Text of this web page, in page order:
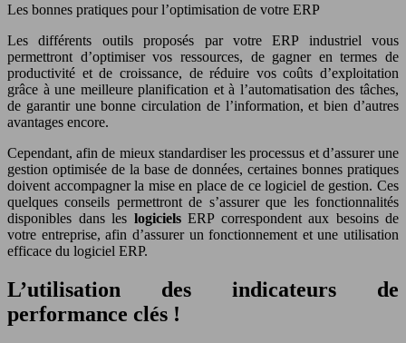
Les bonnes pratiques pour l’optimisation de votre ERP
Les différents outils proposés par votre ERP industriel vous
permettront d’optimiser vos ressources, de gagner en termes de
productivité et de croissance, de réduire vos coûts d’exploitation
grâce à une meilleure planification et à l’automatisation des tâches,
de garantir une bonne circulation de l’information, et bien d’autres
avantages encore.
Cependant, afin de mieux standardiser les processus et d’assurer une
gestion optimisée de la base de données, certaines bonnes pratiques
doivent accompagner la mise en place de ce logiciel de gestion. Ces
quelques conseils permettront de s’assurer que les fonctionnalités
disponibles dans les logicielsERP correspondent aux besoins de
votre entreprise, afin d’assurer un fonctionnement et une utilisation
efficace du logiciel ERP.
L’utilisation des indicateurs de
performance clés !